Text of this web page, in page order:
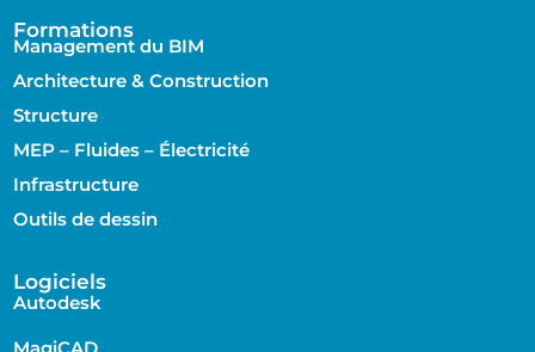
Formations
Management du BIM
Architecture & Construction
Structure
MEP – Fluides – Électricité
Infrastructure
Outils de dessin
Logiciels
Autodesk